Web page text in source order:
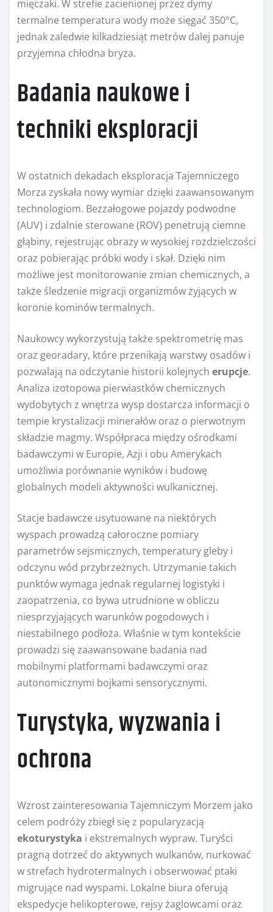
mięczaki. W strefie zacienionej przez dymy
termalne temperatura wody może sięgać 350°C,
jednak zaledwie kilkadziesiąt metrów dalej panuje
przyjemna chłodna bryza.
Badania naukowe i
techniki eksploracji
W ostatnich dekadach eksploracja Tajemniczego
Morza zyskała nowy wymiar dzięki zaawansowanym
technologiom. Bezzałogowe pojazdy podwodne
(AUV) i zdalnie sterowane (ROV) penetrują ciemne
głąbiny, rejestrując obrazy w wysokiej rozdzielczości
oraz pobierając próbki wody i skał. Dzięki nim
możliwe jest monitorowanie zmian chemicznych, a
także śledzenie migracji organizmów żyjących w
koronie kominów termalnych.
Naukowcy wykorzystują także spektrometrię mas
oraz georadary, które przenikają warstwy osadów i
pozwalają na odczytanie historii kolejnych erupcje.
Analiza izotopowa pierwiastków chemicznych
wydobytych z wnętrza wysp dostarcza informacji o
tempie krystalizacji minerałów oraz o pierwotnym
składzie magmy. Współpraca między ośrodkami
badawczymi w Europie, Azji i obu Amerykach
umożliwia porównanie wyników i budowę
globalnych modeli aktywności wulkanicznej.
Stacje badawcze usytuowane na niektórych
wyspach prowadzą całoroczne pomiary
parametrów sejsmicznych, temperatury gleby i
odczynu wód przybrzeżnych. Utrzymanie takich
punktów wymaga jednak regularnej logistyki i
zaopatrzenia, co bywa utrudnione w obliczu
niesprzyjających warunków pogodowych i
niestabilnego podłoża. Właśnie w tym kontekście
prowadzi się zaawansowane badania nad
mobilnymi platformami badawczymi oraz
autonomicznymi bojkami sensorycznymi.
Turystyka, wyzwania i
ochrona
Wzrost zainteresowania Tajemniczym Morzem jako
celem podróży zbiegł się z popularyzacją
ekoturystyka i ekstremalnych wypraw. Turyści
pragną dotrzeć do aktywnych wulkanów, nurkować
w strefach hydrotermalnych i obserwować ptaki
migrujące nad wyspami. Lokalne biura oferują
ekspedycje helikopterowe, rejsy żaglowcami oraz